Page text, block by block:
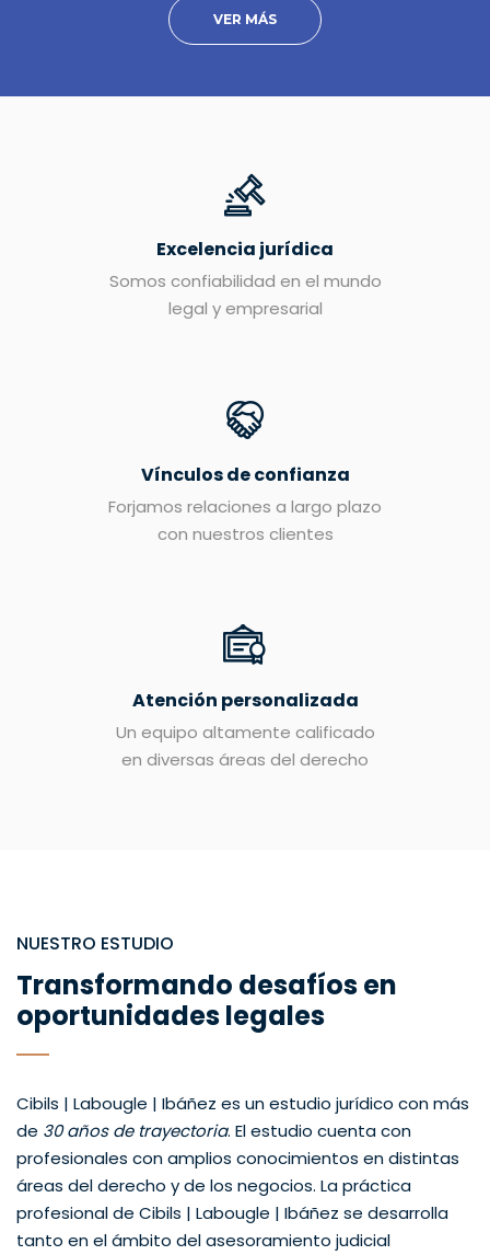
VER MÁS
Excelencia jurídica
Somos confiabilidad en el mundo
legal y empresarial
Vínculos de confianza
Forjamos relaciones a largo plazo
con nuestros clientes
Atención personalizada
Un equipo altamente calificado
en diversas áreas del derecho
NUESTRO ESTUDIO
Transformando desafíos en
oportunidades legales
Cibils | Labougle | Ibáñez es un estudio jurídico con más
de 30 años de trayectoria. El estudio cuenta con
profesionales con amplios conocimientos en distintas
áreas del derecho y de los negocios. La práctica
profesional de Cibils | Labougle | Ibáñez se desarrolla
tanto en el ámbito del asesoramiento judicial